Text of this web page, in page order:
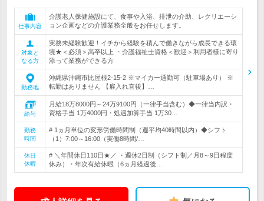
仕事内容
介護老人保健施設にて、食事や入浴、排泄の介助、レクリエーシ
ョン企画などの介護業務全般をお任せします。
対象と
なる方
実務未経験歓迎！イチから経験を積んで働きながら成長できる環
境★＜必須＞高卒以上 ・介護福祉士資格＜歓迎＞利用者様に寄り
添って業務ができる方
勤務地
沖縄県沖縄市比屋根2-15-2 ※マイカー通勤可（駐車場あり） ※
転勤はありません 【雇入れ直後】…
給与
月給18万8000円～24万9100円（一律手当含む）◆一律当内訳・
資格手当 1万4000円・処遇加算手当 1万30…
勤務
時間
# 1ヵ月単位の変形労働時間制（週平均40時間以内）◆シフト
（1）7:00～16:00（実働8時間/…
休日
休暇
# ＼年間休日110日★／ ・週休2日制（シフト制／月8～9日程度
休み）・年次有給休暇（6ヵ月経過後…